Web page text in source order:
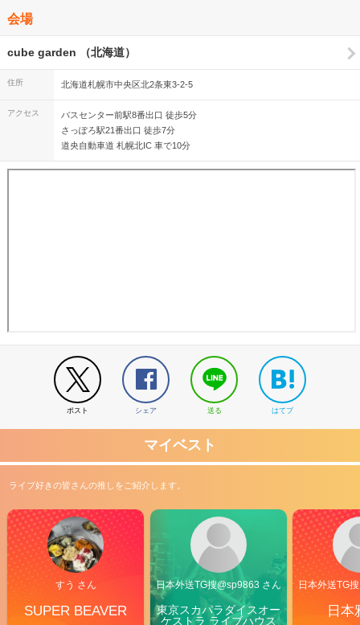
会場
cube garden （北海道）
住所 北海道札幌市中央区北2条東3-2-5
アクセス
バスセンター前駅8番出口 徒歩5分
さっぽろ駅21番出口 徒歩7分
道央自動車道 札幌北IC 車で10分
ポスト シェア 送る はてブ
マイベスト
ライブ好きの皆さんの推しをご紹介します。
すう さん
SUPER BEAVER
日本外送TG搜@sp9863 さん
東京スカパラダイスオー
ケストラ ライブハウス
日本外送TG
日本